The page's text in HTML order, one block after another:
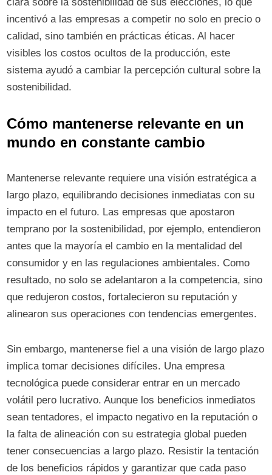
clara sobre la sostenibilidad de sus elecciones, lo que
incentivó a las empresas a competir no solo en precio o
calidad, sino también en prácticas éticas. Al hacer
visibles los costos ocultos de la producción, este
sistema ayudó a cambiar la percepción cultural sobre la
sostenibilidad.
Cómo mantenerse relevante en un
mundo en constante cambio
Mantenerse relevante requiere una visión estratégica a
largo plazo, equilibrando decisiones inmediatas con su
impacto en el futuro. Las empresas que apostaron
temprano por la sostenibilidad, por ejemplo, entendieron
antes que la mayoría el cambio en la mentalidad del
consumidor y en las regulaciones ambientales. Como
resultado, no solo se adelantaron a la competencia, sino
que redujeron costos, fortalecieron su reputación y
alinearon sus operaciones con tendencias emergentes.
Sin embargo, mantenerse fiel a una visión de largo plazo
implica tomar decisiones difíciles. Una empresa
tecnológica puede considerar entrar en un mercado
volátil pero lucrativo. Aunque los beneficios inmediatos
sean tentadores, el impacto negativo en la reputación o
la falta de alineación con su estrategia global pueden
tener consecuencias a largo plazo. Resistir la tentación
de los beneficios rápidos y garantizar que cada paso